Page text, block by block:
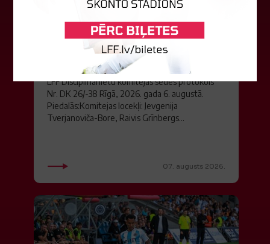
LFF DK 6. augusta lēmumi
LFF Disciplinārlietu komitejas sēdes protokols
Nr. DK 26/-38 Rīgā, 2026. gada 6. augustā.
Piedalās:Komitejas locekļi: Jevgenija
Tverjanoviča-Bore, Raivis Grīnbergs...
07. augusts 2026.